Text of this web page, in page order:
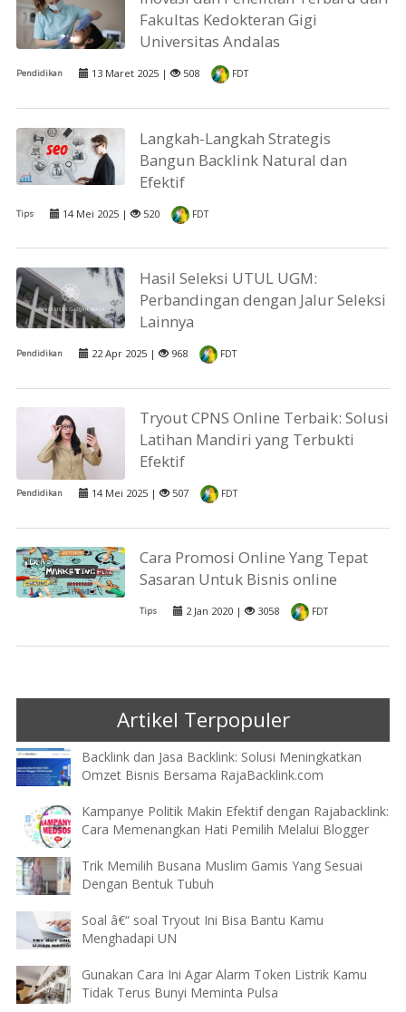
Fakultas Kedokteran Gigi
Universitas Andalas
Pendidikan 13 Maret 2025 | 508 FDT
Langkah-Langkah Strategis
Bangun Backlink Natural dan
Efektif
Tips 14 Mei 2025 | 520 FDT
Hasil Seleksi UTUL UGM:
Perbandingan dengan Jalur Seleksi
Lainnya
Pendidikan 22 Apr 2025 | 968 FDT
Tryout CPNS Online Terbaik: Solusi
Latihan Mandiri yang Terbukti
Efektif
Pendidikan 14 Mei 2025 | 507 FDT
Cara Promosi Online Yang Tepat
Sasaran Untuk Bisnis online
Tips 2 Jan 2020 | 3058 FDT
Artikel Terpopuler
Backlink dan Jasa Backlink: Solusi Meningkatkan
Omzet Bisnis Bersama RajaBacklink.com
Kampanye Politik Makin Efektif dengan Rajabacklink:
Cara Memenangkan Hati Pemilih Melalui Blogger
Trik Memilih Busana Muslim Gamis Yang Sesuai
Dengan Bentuk Tubuh
Soal â€“ soal Tryout Ini Bisa Bantu Kamu
Menghadapi UN
Gunakan Cara Ini Agar Alarm Token Listrik Kamu
Tidak Terus Bunyi Meminta Pulsa